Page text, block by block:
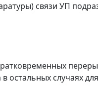
связи УП
остальных случаях